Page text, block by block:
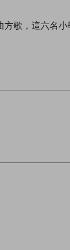
歌，這六名